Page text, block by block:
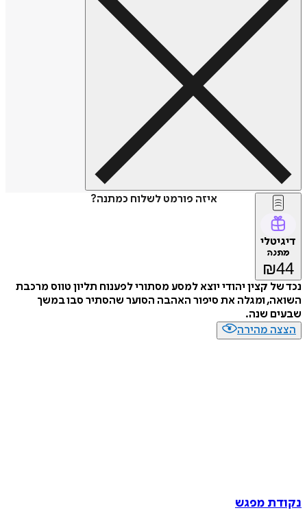
איזה פורמט לשלוח כמתנה?
דיגיטלי
מתנה
₪44
נכד של קצין יהודי יוצא למסע מסתורי לפענוח תליון טווס מרכבת
השואה, ומגלה את סיפור האהבה הסוער שהסתיר סבו במשך
שבעים שנה.
הצצה מהירה
נקודת מפגש